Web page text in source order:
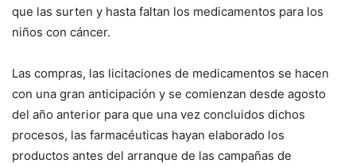
que las surten y hasta faltan los medicamentos para los
niños con cáncer.
Las compras, las licitaciones de medicamentos se hacen
con una gran anticipación y se comienzan desde agosto
del año anterior para que una vez concluidos dichos
procesos, las farmacéuticas hayan elaborado los
productos antes del arranque de las campañas de